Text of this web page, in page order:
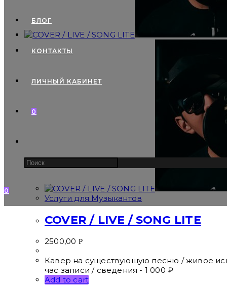
БЛОГ
КОНТАКТЫ
ЛИЧНЫЙ КАБИНЕТ
0
Search
this
0
Услуги для Музыкантов
COVER / LIVE / SONG LITE
2500,00 Р
Кавер на существующую песню / живое
час записи / сведения - 1 000 ₽
Add to cart